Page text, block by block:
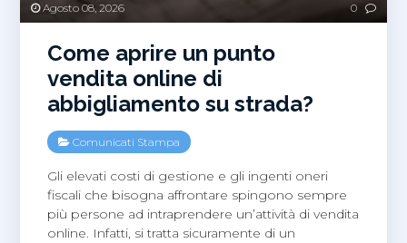
Agosto 08, 2026 0
Come aprire un punto
vendita online di
abbigliamento su strada?
Comunicati Stampa
Gli elevati costi di gestione e gli ingenti oneri
fiscali che bisogna affrontare spingono sempre
più persone ad intraprendere un’attività di vendita
online. Infatti, si tratta sicuramente di un